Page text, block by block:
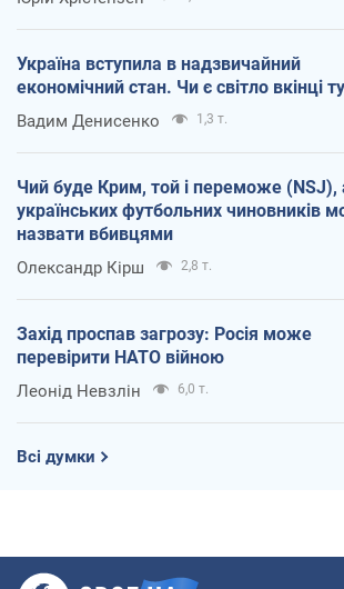
Україна вступила в надзвичайний
економічний стан. Чи є світло вкінці
Вадим Денисенко 1,3 т.
Чий буде Крим, той і переможе (NSJ),
українських футбольних чиновників
назвати вбивцями
Олександр Кірш 2,8 т.
Захід проспав загрозу: Росія може
перевірити НАТО війною
Леонід Невзлін 6,0 т.
Всі думки